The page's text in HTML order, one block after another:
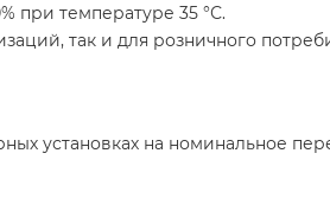
при температуре 35 °С.
так и для розничного
установках на номинальное